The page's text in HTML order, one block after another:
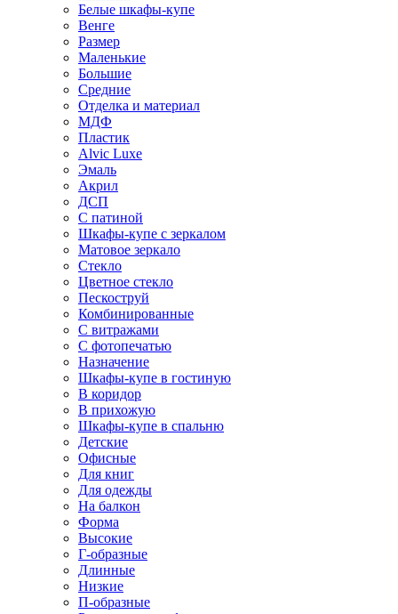
Белые шкафы-купе
Венге
Размер
Маленькие
Большие
Средние
Отделка и материал
МДФ
Пластик
Alvic Luxe
Эмаль
Акрил
ДСП
С патиной
Шкафы-купе с зеркалом
Матовое зеркало
Стекло
Цветное стекло
Пескоструй
Комбинированные
С витражами
С фотопечатью
Назначение
Шкафы-купе в гостиную
В коридор
В прихожую
Шкафы-купе в спальню
Детские
Офисные
Для книг
Для одежды
На балкон
Форма
Высокие
Г-образные
Длинные
Низкие
П-образные